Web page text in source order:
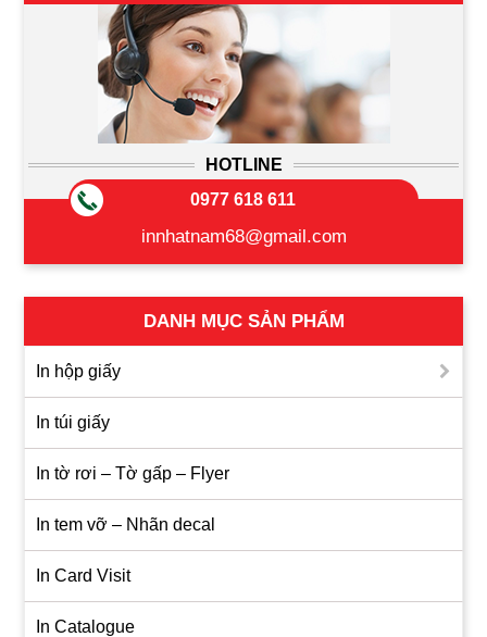
HOTLINE
0977 618 611
innhatnam68@gmail.com
DANH MỤC SẢN PHẨM
In hộp giấy
In túi giấy
In tờ rơi – Tờ gấp – Flyer
In tem vỡ – Nhãn decal
In Card Visit
In Catalogue